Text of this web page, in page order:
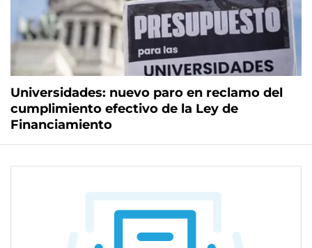
Universidades: nuevo paro en reclamo del
cumplimiento efectivo de la Ley de
Financiamiento